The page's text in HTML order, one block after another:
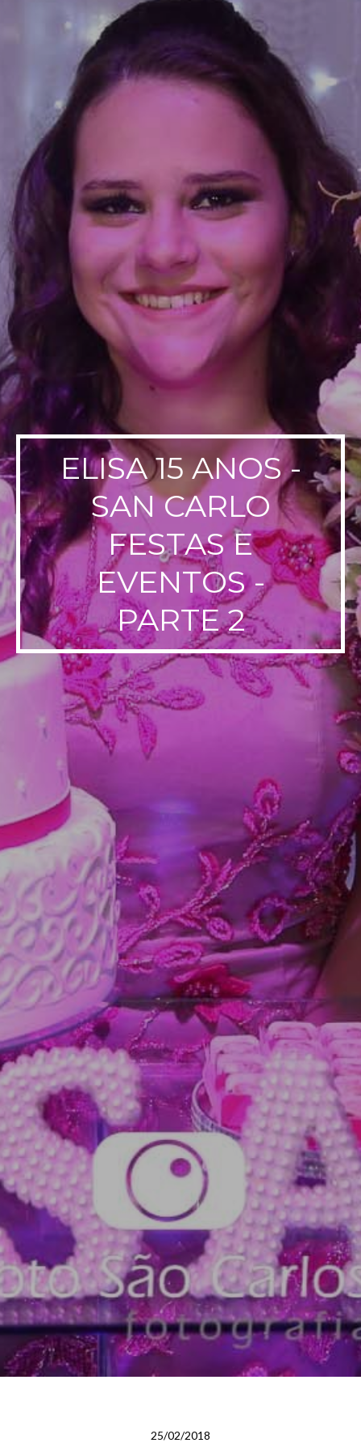
ELISA 15 ANOS -
SAN CARLO
FESTAS E
EVENTOS -
PARTE 2
25/02/2018